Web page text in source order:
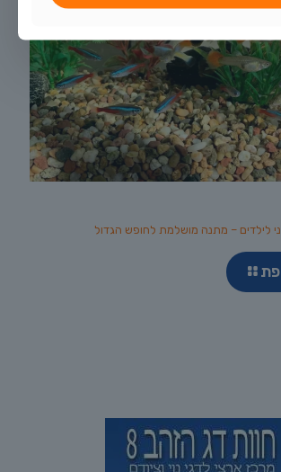
לילדים – מתנה מושלמת לחופש הגדול